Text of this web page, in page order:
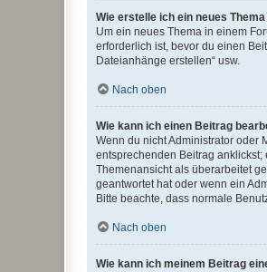
Wie erstelle ich ein neues
Um ein neues Thema in einem
erforderlich ist, bevor du einen
Dateianhänge erstellen“ usw.
Nach oben
Wie kann ich einen Beitrag
Wenn du nicht Administrator oder
entsprechenden Beitrag
Themenansicht als überarbeitet
geantwortet hat oder wenn ein
Bitte beachte, dass normale
Nach oben
Wie kann ich meinem Beitrag